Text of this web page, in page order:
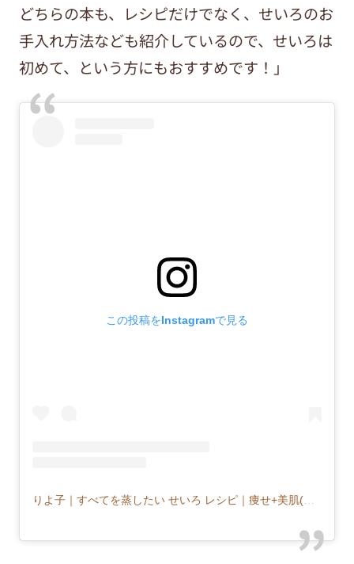
どちらの本も、レシピだけでなく、せいろのお
手入れ方法なども紹介しているので、せいろは
初めて、という方にもおすすめです！」
この投稿をInstagramで見る
りよ子｜すべてを蒸したい せいろ レシピ｜痩せ+美肌(@musu_riyoco)がシェアした投稿